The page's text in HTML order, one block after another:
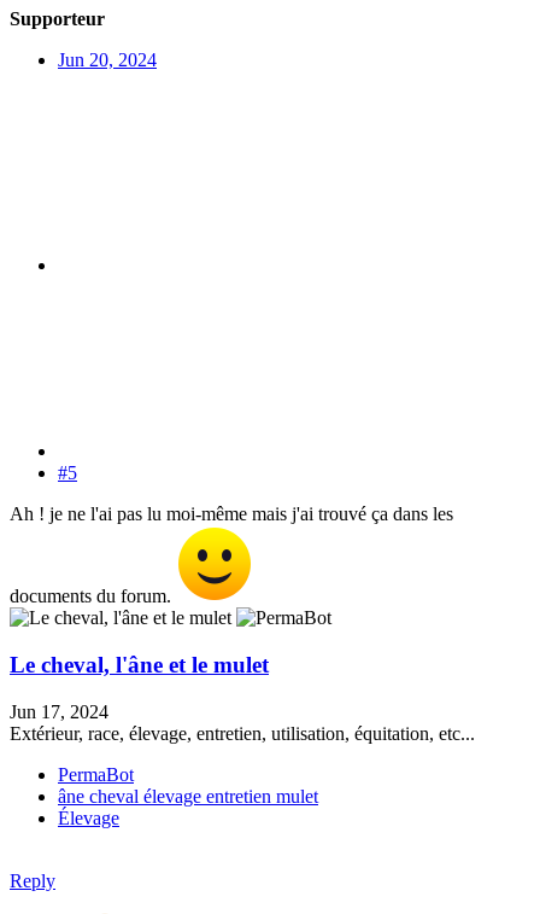
Supporteur
Jun 20, 2024
#5
Ah ! je ne l'ai pas lu moi-même mais j'ai trouvé ça dans les
documents du forum.
Le cheval, l'âne et le mulet
Jun 17, 2024
Extérieur, race, élevage, entretien, utilisation, équitation, etc...
PermaBot
âne cheval élevage entretien mulet
Élevage
Reply